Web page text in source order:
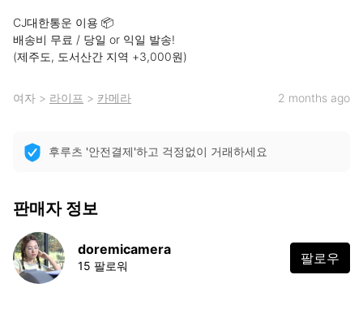
CJ대한통운 이용 📦
배송비 무료 / 당일 or 익일 발송!
(제주도, 도서산간 지역 +3,000원)
여자 > 라이프 > 카메라 2 months ago
후루츠 '안전결제'하고 걱정없이 거래하세요
판매자 정보
doremicamera
15 팔로워 팔로우